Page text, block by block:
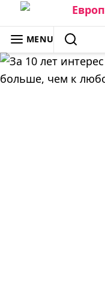
Skip
to
content
ЕВРОПУЛЬС:
MENU